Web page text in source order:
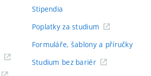
Stipendia
Poplatky za studium
Formuláře, šablony a příručky
Studium bez bariér